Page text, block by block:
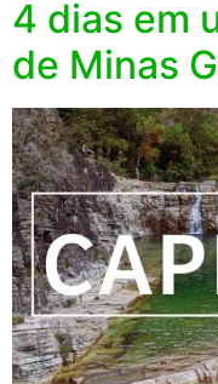
4 dias em
de Minas